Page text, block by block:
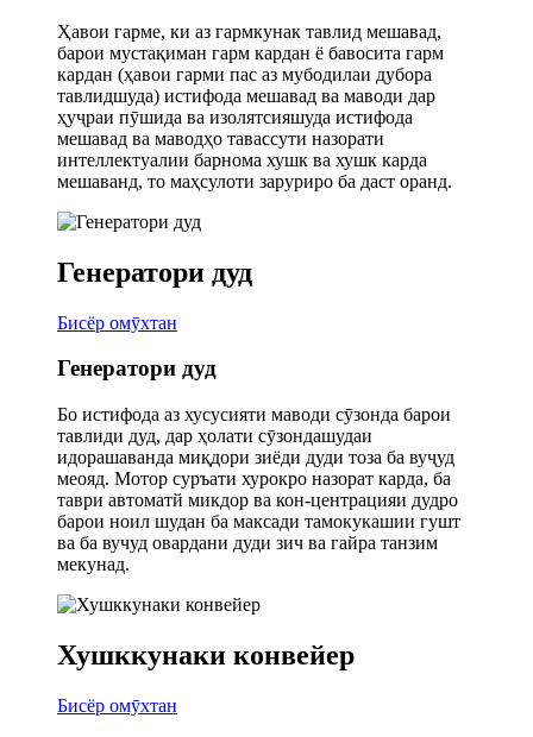
Ҳавои гарме, ки аз гармкунак тавлид мешавад,
барои мустақиман гарм кардан ё бавосита гарм
кардан (ҳавои гарми пас аз мубодилаи дубора
тавлидшуда) истифода мешавад ва маводи дар
ҳуҷраи пӯшида ва изолятсияшуда истифода
мешавад ва маводҳо тавассути назорати
интеллектуалии барнома хушк ва хушк карда
мешаванд, то маҳсулоти заруриро ба даст оранд.
Генератори дуд
Бисёр омӯхтан
Генератори дуд
Бо истифода аз хусусияти маводи сӯзонда барои
тавлиди дуд, дар ҳолати сӯзондашудаи
идорашаванда миқдори зиёди дуди тоза ба вуҷуд
меояд. Мотор суръати хурокро назорат карда, ба
таври автоматй микдор ва кон-центрацияи дудро
барои ноил шудан ба максади тамокукашии гушт
ва ба вучуд овардани дуди зич ва гайра танзим
мекунад.
Хушккунаки конвейер
Бисёр омӯхтан